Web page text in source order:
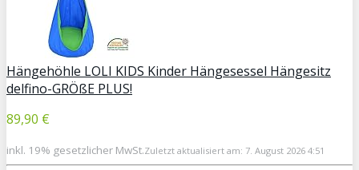
Hängehöhle LOLI KIDS Kinder Hängesessel Hängesitz
delfino-GRÖßE PLUS!
89,90 €
inkl. 19% gesetzlicher MwSt.Zuletzt aktualisiert am: 7. August 2026 4:51